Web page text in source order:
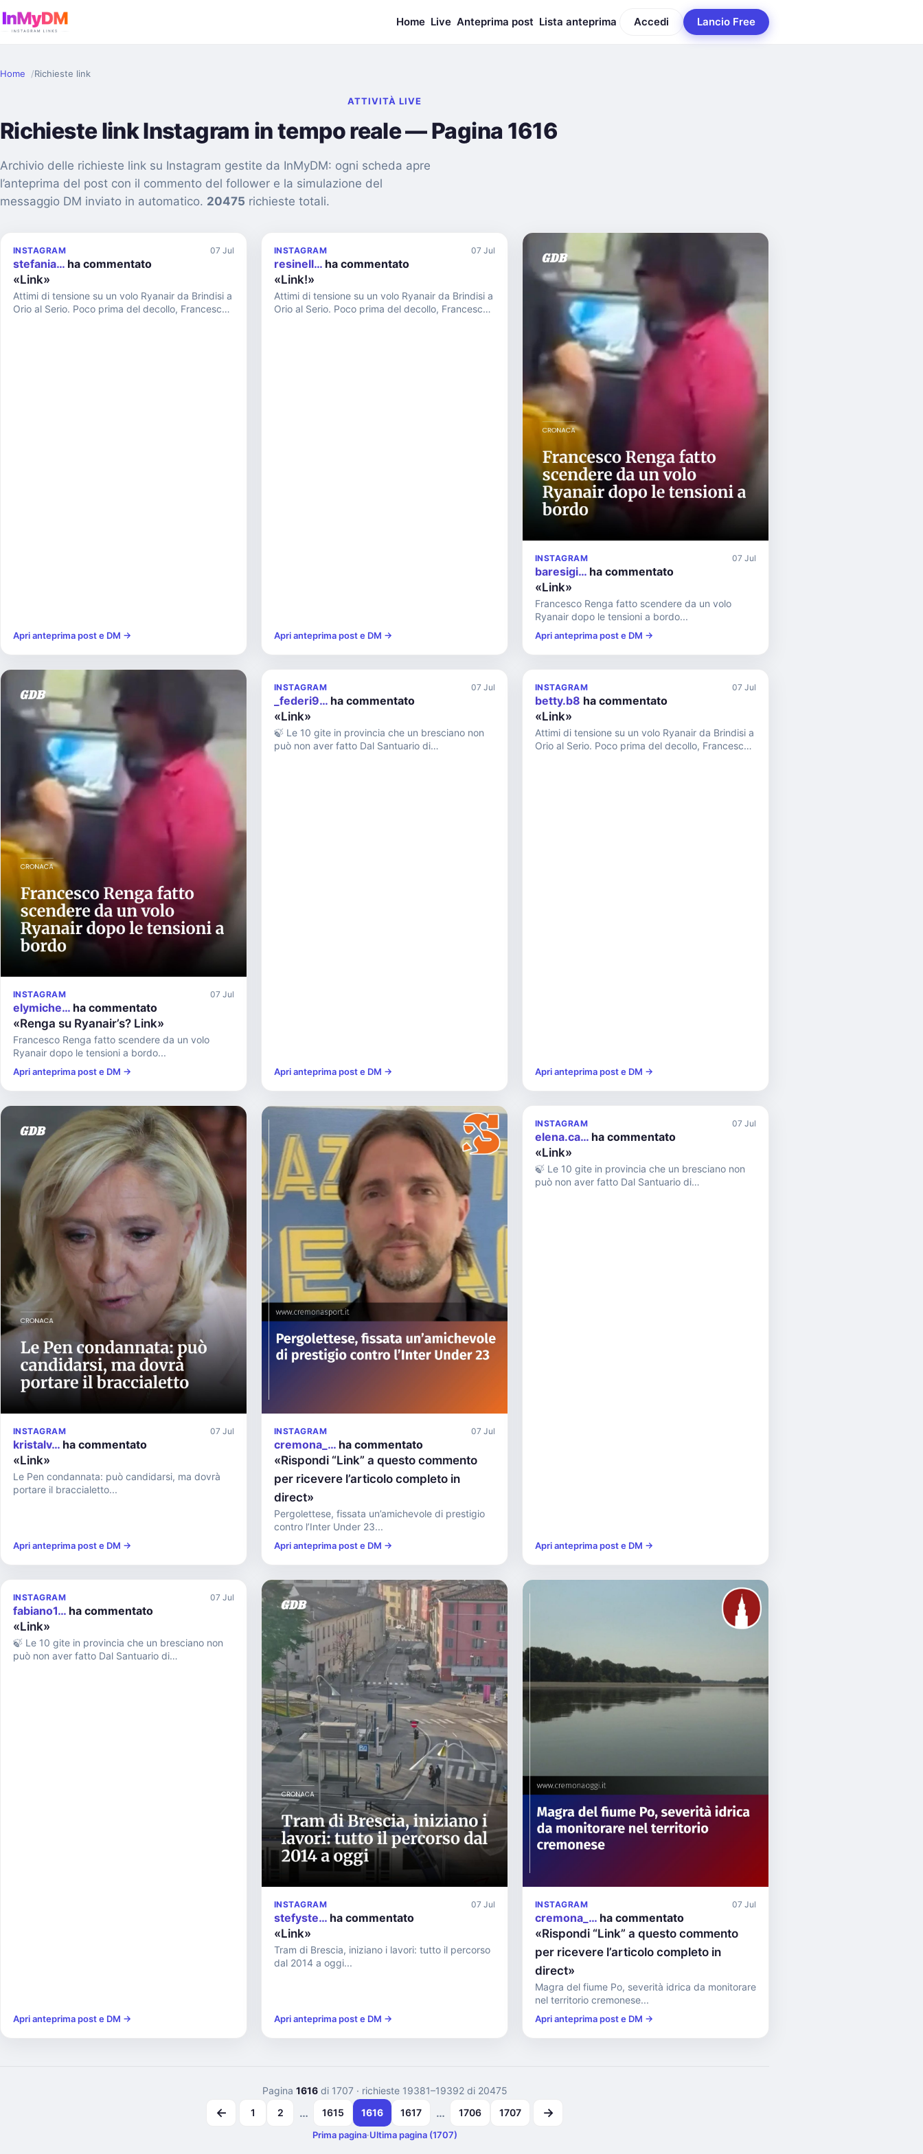
Home Live Anteprima post Lista anteprima Accedi Lancio Free
Home Richieste link
ATTIVITÀ LIVE
Richieste link Instagram in tempo reale — Pagina 1616
Archivio delle richieste link su Instagram gestite da InMyDM: ogni scheda apre
l’anteprima del post con il commento del follower e la simulazione del
messaggio DM inviato in automatico. 20475 richieste totali.
INSTAGRAM 07 Jul
stefania… ha commentato
«Link»
Attimi di tensione su un volo Ryanair da Brindisi a
Orio al Serio. Poco prima del decollo, Francesco
Apri anteprima post e DM →
INSTAGRAM 07 Jul
resinell… ha commentato
«Link!»
Attimi di tensione su un volo Ryanair da Brindisi a
Orio al Serio. Poco prima del decollo, Francesco
Apri anteprima post e DM →
INSTAGRAM 07 Jul
baresigi… ha commentato
«Link»
Francesco Renga fatto scendere da un volo
Ryanair dopo le tensioni a bordo...
Apri anteprima post e DM →
INSTAGRAM 07 Jul
elymiche… ha commentato
«Renga su Ryanair’s? Link»
Francesco Renga fatto scendere da un volo
Ryanair dopo le tensioni a bordo...
Apri anteprima post e DM →
INSTAGRAM 07 Jul
_federi9… ha commentato
«Link»
🍃 Le 10 gite in provincia che un bresciano non
può non aver fatto Dal Santuario di
Apri anteprima post e DM →
INSTAGRAM 07 Jul
betty.b8 ha commentato
«Link»
Attimi di tensione su un volo Ryanair da Brindisi a
Orio al Serio. Poco prima del decollo, Francesco
Apri anteprima post e DM →
INSTAGRAM 07 Jul
kristalv… ha commentato
«Link»
Le Pen condannata: può candidarsi, ma dovrà
portare il braccialetto...
Apri anteprima post e DM →
INSTAGRAM 07 Jul
cremona_… ha commentato
«Rispondi “Link” a questo commento
per ricevere l’articolo completo in
direct»
Pergolettese, fissata un’amichevole di prestigio
contro l’Inter Under 23...
Apri anteprima post e DM →
INSTAGRAM 07 Jul
elena.ca… ha commentato
«Link»
🍃 Le 10 gite in provincia che un bresciano non
può non aver fatto Dal Santuario di
Apri anteprima post e DM →
INSTAGRAM 07 Jul
fabiano1… ha commentato
«Link»
🍃 Le 10 gite in provincia che un bresciano non
può non aver fatto Dal Santuario di
Apri anteprima post e DM →
INSTAGRAM 07 Jul
stefyste… ha commentato
«Link»
Tram di Brescia, iniziano i lavori: tutto il percorso
dal 2014 a oggi...
Apri anteprima post e DM →
INSTAGRAM 07 Jul
cremona_… ha commentato
«Rispondi “Link” a questo commento
per ricevere l’articolo completo in
direct»
Magra del fiume Po, severità idrica da monitorare
nel territorio cremonese...
Apri anteprima post e DM →
Pagina 1616di 1707 · richieste 19381–19392 di 20475
← 1 2 … 1615 1616 1617 … 1706 1707 →
Prima pagina·Ultima pagina (1707)